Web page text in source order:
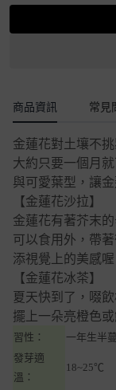
商品資訊 常見
金蓮花對土壤不
大約只要一個月
與可愛葉型，讓
【金蓮花沙拉】
金蓮花有著芥末
可以食用外，帶
添視覺上的美感喔
【金蓮花冰茶】
夏天快到了，啜
擺上一朵亮橙色
習性：
一年生半
發芽適
溫：
18~25℃